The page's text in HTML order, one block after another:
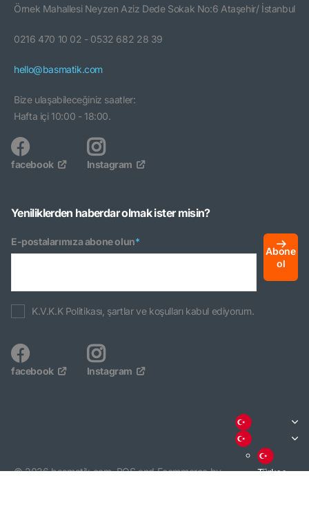
Örnek Mahallesi Neyzen Aziz Dede Sokak No:6 Ataşehir/ İstanbul
0216 470 10 02 - 0532 682 28 39
hello@basmatik.com
Bize ulaşabileceğiniz saatler:
Hafta içi 10:00 - 18:00.
facebook Instagram
Yeniliklerden haberdar olmak ister misin?
E-postalarımıza abone olun*
Abone
ol
K.V.K.K Politikası, şartlar ve koşulları kabul ediyorum.
facebook Instagram
©2026basmatik.com,POSandEcommerce by
Türkçe